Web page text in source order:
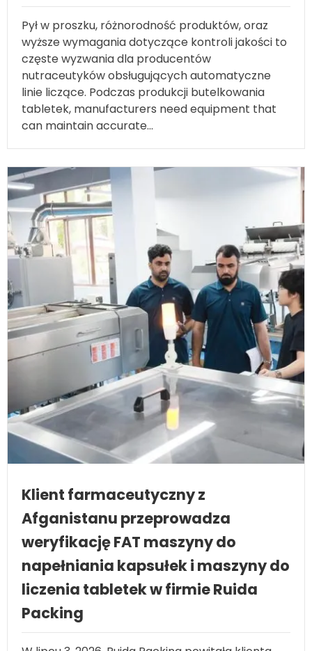
Pył w proszku, różnorodność produktów, oraz
wyższe wymagania dotyczące kontroli jakości to
częste wyzwania dla producentów
nutraceutyków obsługujących automatyczne
linie liczące. Podczas produkcji butelkowania
tabletek,producenci potrzebują sprzętu, który
będzie w stanie utrzymać dokładność....
Afganistanu przeprowadza
weryfikację FAT maszyny do
napełniania kapsułek i maszyny do
liczenia tabletek w firmie Ruida
Packing
W lipcu 3, 2026, Ruida Packing powitała klienta